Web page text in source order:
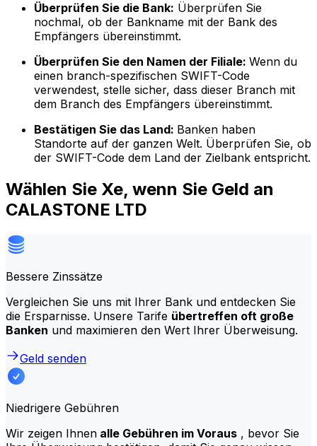
Überprüfen Sie die Bank: Überprüfen Sie
nochmal, ob der Bankname mit der Bank des
Empfängers übereinstimmt.
Überprüfen Sie den Namen der Filiale: Wenn du
einen branch-spezifischen SWIFT-Code
verwendest, stelle sicher, dass dieser Branch mit
dem Branch des Empfängers übereinstimmt.
Bestätigen Sie das Land: Banken haben
Standorte auf der ganzen Welt. Überprüfen Sie, ob
der SWIFT-Code dem Land der Zielbank entspricht.
Wählen Sie Xe, wenn Sie Geld an
CALASTONE LTD
Bessere Zinssätze
Vergleichen Sie uns mit Ihrer Bank und entdecken Sie
die Ersparnisse. Unsere Tarife übertreffen oft große
Banken und maximieren den Wert Ihrer Überweisung.
Geld senden
Niedrigere Gebühren
Wir zeigen Ihnen alle Gebühren im Voraus , bevor Sie